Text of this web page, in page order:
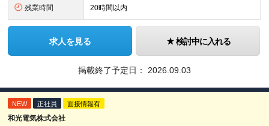
残業時間 20時間以内
求人を見る 検討中に入れる
掲載終了予定日： 2026.09.03
NEW 正社員 面接情報有
和光電気株式会社